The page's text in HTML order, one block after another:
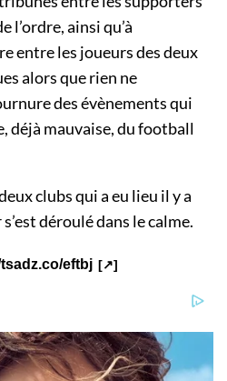
l’ordre, ainsi qu’à
entre les joueurs des deux
alors que rien ne
des évènements qui
déjà mauvaise, du football
clubs qui a eu lieu il y a
déroulé dans le calme.
eftbj